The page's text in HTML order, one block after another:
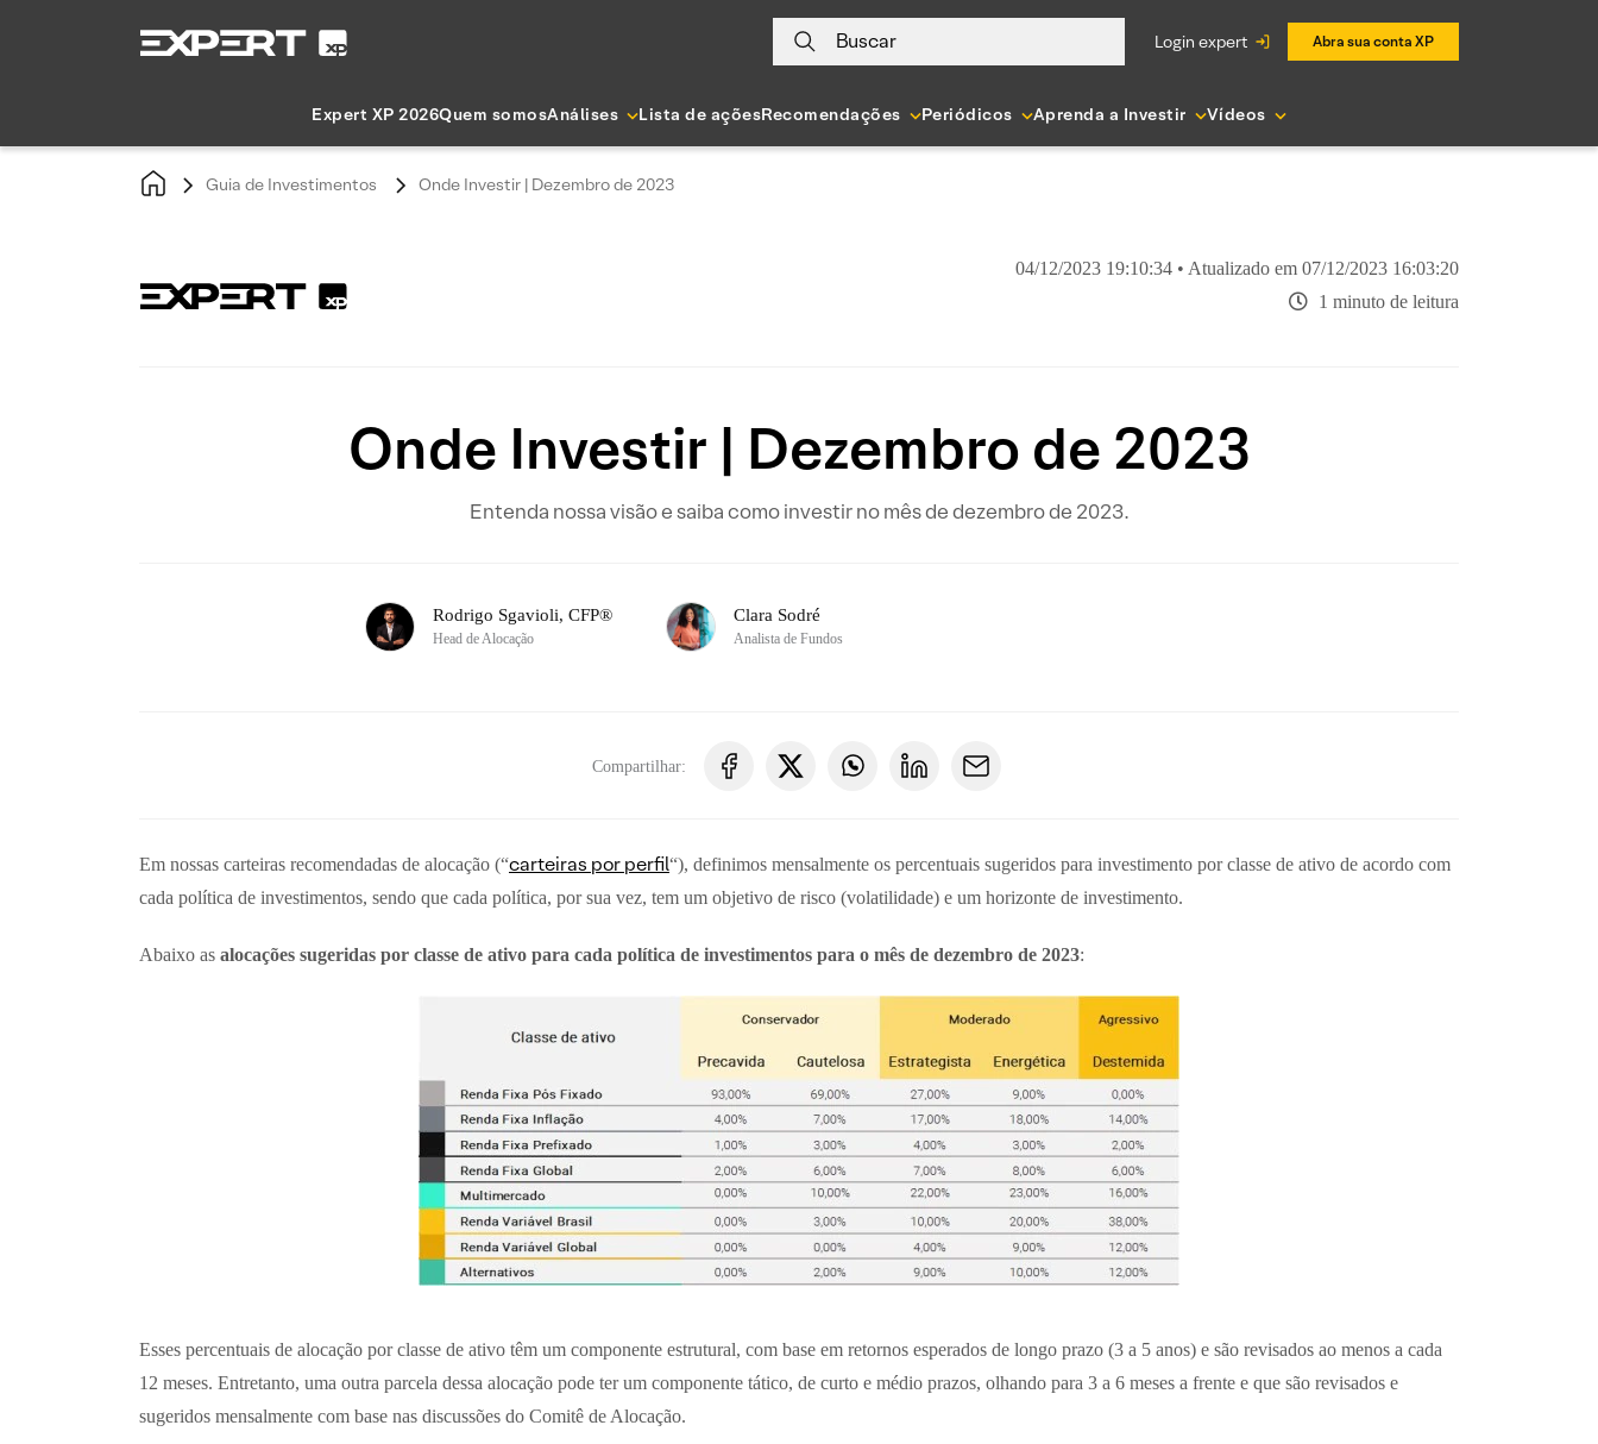
Buscar login expert Abra sua conta XP
Expert XP 2026Quem somosAnálises Lista de açõesRecomendações Periódicos Aprenda a Investir Vídeos
Guia de Investimentos Onde Investir | Dezembro de 2023
04/12/2023 19:10:34 • Atualizado em 07/12/2023 16:03:20
1 minuto de leitura
Onde Investir | Dezembro de 2023
Entenda nossa visão e saiba como investir no mês de dezembro de 2023.
Rodrigo Sgavioli, CFP®
Head de Alocação
Clara Sodré
Analista de Fundos
Compartilhar:
Em nossas carteiras recomendadas de alocação (“carteiras por perfil“), definimos mensalmente os percentuais sugeridos para investimento por classe de ativo de acordo com
cada política de investimentos, sendo que cada política, por sua vez, tem um objetivo de risco (volatilidade) e um horizonte de investimento.
Abaixo as alocações sugeridas por classe de ativo para cada política de investimentos para o mês de dezembro de 2023:
Esses percentuais de alocação por classe de ativo têm um componente estrutural, com base em retornos esperados de longo prazo (3 a 5 anos) e são revisados ao menos a cada
12 meses. Entretanto, uma outra parcela dessa alocação pode ter um componente tático, de curto e médio prazos, olhando para 3 a 6 meses a frente e que são revisados e
sugeridos mensalmente com base nas discussões do Comitê de Alocação.